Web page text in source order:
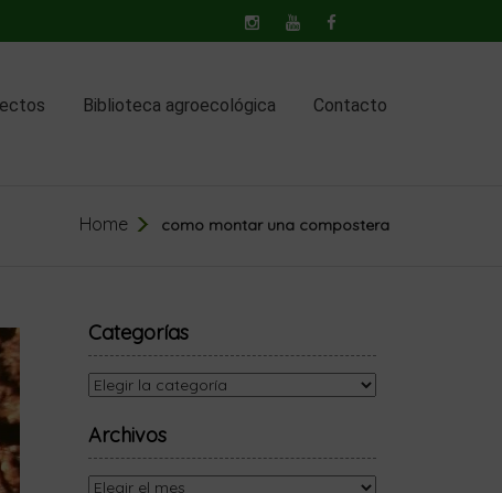
Biblioteca agroecológica Contacto
Home como montar una compostera
Categorías
Categorías
Archivos
Archivos